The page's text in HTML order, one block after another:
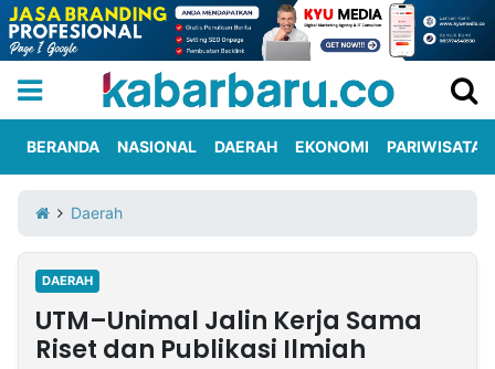
Iklan
Berita
Kami
Nasional
International
Olahraga
Entertainment
Daerah
Pariwisata
Kuliner
Kolom
BERANDA NASIONAL DAERAH EKONOMI PARIWISATA
Daerah
DAERAH
UTM–Unimal Jalin Kerja Sama
Riset dan Publikasi Ilmiah